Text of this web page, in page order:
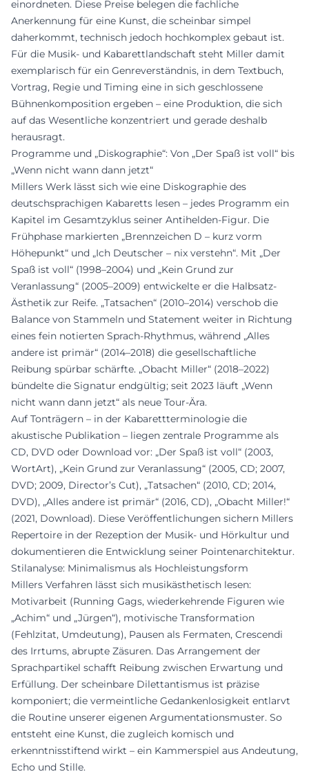
einordneten. Diese Preise belegen die fachliche
Anerkennung für eine Kunst, die scheinbar simpel
daherkommt, technisch jedoch hochkomplex gebaut ist.
Für die Musik- und Kabarettlandschaft steht Miller damit
exemplarisch für ein Genreverständnis, in dem Textbuch,
Vortrag, Regie und Timing eine in sich geschlossene
Bühnenkomposition ergeben – eine Produktion, die sich
auf das Wesentliche konzentriert und gerade deshalb
herausragt.
Programme und „Diskographie“: Von „Der Spaß ist voll“ bis
„Wenn nicht wann dann jetzt“
Millers Werk lässt sich wie eine Diskographie des
deutschsprachigen Kabaretts lesen – jedes Programm ein
Kapitel im Gesamtzyklus seiner Antihelden-Figur. Die
Frühphase markierten „Brennzeichen D – kurz vorm
Höhepunkt“ und „Ich Deutscher – nix verstehn“. Mit „Der
Spaß ist voll“ (1998–2004) und „Kein Grund zur
Veranlassung“ (2005–2009) entwickelte er die Halbsatz-
Ästhetik zur Reife. „Tatsachen“ (2010–2014) verschob die
Balance von Stammeln und Statement weiter in Richtung
eines fein notierten Sprach-Rhythmus, während „Alles
andere ist primär“ (2014–2018) die gesellschaftliche
Reibung spürbar schärfte. „Obacht Miller“ (2018–2022)
bündelte die Signatur endgültig; seit 2023 läuft „Wenn
nicht wann dann jetzt“ als neue Tour-Ära.
Auf Tonträgern – in der Kabarettterminologie die
akustische Publikation – liegen zentrale Programme als
CD, DVD oder Download vor: „Der Spaß ist voll“ (2003,
WortArt), „Kein Grund zur Veranlassung“ (2005, CD; 2007,
DVD; 2009, Director’s Cut), „Tatsachen“ (2010, CD; 2014,
DVD), „Alles andere ist primär“ (2016, CD), „Obacht Miller!“
(2021, Download). Diese Veröffentlichungen sichern Millers
Repertoire in der Rezeption der Musik- und Hörkultur und
dokumentieren die Entwicklung seiner Pointenarchitektur.
Stilanalyse: Minimalismus als Hochleistungsform
Millers Verfahren lässt sich musikästhetisch lesen:
Motivarbeit (Running Gags, wiederkehrende Figuren wie
„Achim“ und „Jürgen“), motivische Transformation
(Fehlzitat, Umdeutung), Pausen als Fermaten, Crescendi
des Irrtums, abrupte Zäsuren. Das Arrangement der
Sprachpartikel schafft Reibung zwischen Erwartung und
Erfüllung. Der scheinbare Dilettantismus ist präzise
komponiert; die vermeintliche Gedankenlosigkeit entlarvt
die Routine unserer eigenen Argumentationsmuster. So
entsteht eine Kunst, die zugleich komisch und
erkenntnisstiftend wirkt – ein Kammerspiel aus Andeutung,
Echo und Stille.